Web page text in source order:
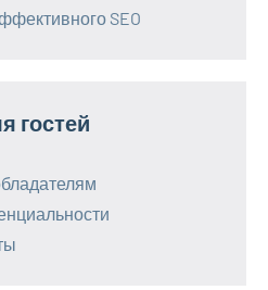
SEO
гостей